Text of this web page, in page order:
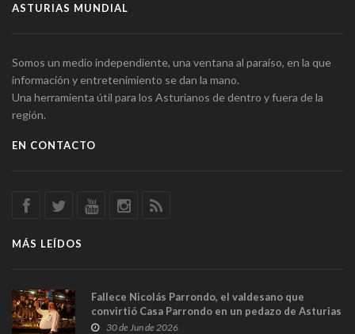
ASTURIAS MUNDIAL
Somos un medio independiente, una ventana al paraíso, en la que
información y entretenimiento se dan la mano.
Una herramienta útil para los Asturianos de dentro y fuera de la
región.
EN CONTACTO
MÁS LEÍDOS
Fallece Nicolás Parrondo, el valdesano que
convirtió Casa Parrondo en un pedazo de Asturias
en Madrid
30 de Jun de 2026